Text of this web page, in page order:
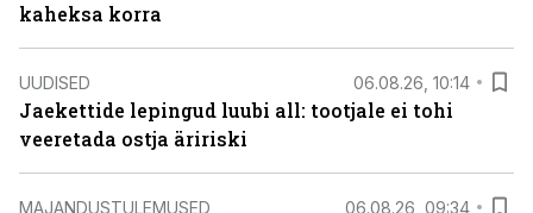
kaheksa korra
UUDISED 06.08.26, 10:14
Jaekettide lepingud luubi all: tootjale ei tohi
veeretada ostja äririski
MAJANDUSTULEMUSED 06.08.26, 09:34